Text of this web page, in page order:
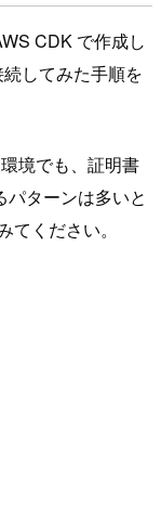
CDK で作成し
してみた手順を
境でも、証明書
ターンは多いと
ください。